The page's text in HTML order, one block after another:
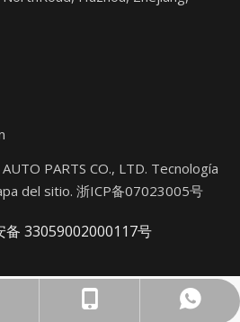
7529915324
13957287135
7529915324
AUTO PARTS CO., LTD. Tecnología
del sitio. 浙ICP备07023005号
备 33059002000117号